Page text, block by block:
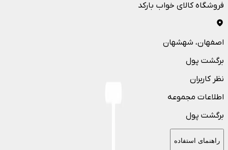
فروشگاه کالای خواب بارکد
اصفهان، شهشهان
برگشت پول
نظر کاربران
اطلاعات مجموعه
برگشت پول
راهنمای استفاده